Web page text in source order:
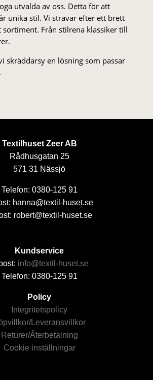
utvalda av oss. Detta för att
unika stil. Vi strä­var efter ett brett
sor­ti­ment. Från stil­rena klas­siker till
skräddarsy en lösning som passar
Textilhuset Zeer AB
Rådhusgatan 25
571 31 Nässjö
Telefon: 0380-125 91
hanna@textil-huset.se
robert@textil-huset.se
Kundservice
info@textil-huset.se
Telefon: 0380-125 91
Policy
Integritetspolicy
Leveransvillkor
Returer/Återbetalning
Cookie inställningar